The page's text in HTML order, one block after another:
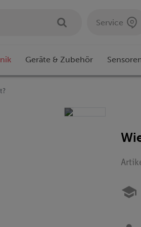
Service
Geräte & Zubehör